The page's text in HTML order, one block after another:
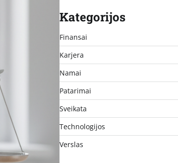
Kategorijos
Finansai
Karjera
Namai
Patarimai
Sveikata
Technologijos
Verslas